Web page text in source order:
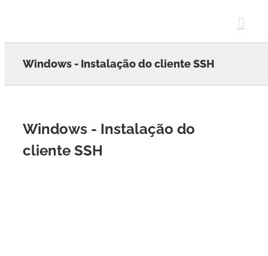
Windows - Instalação do cliente SSH
Windows - Instalação do
cliente SSH